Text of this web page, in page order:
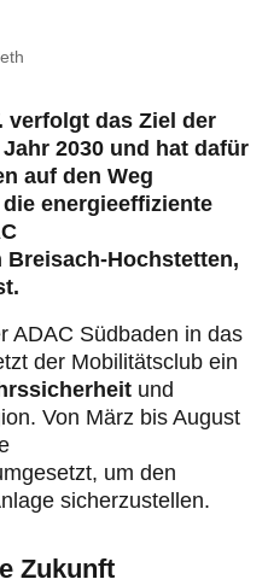
verfolgt das Ziel der
2030 und hat dafür
auf den Weg
energieeffiziente
Hochstetten,
ADAC Südbaden in das
der Mobilitätsclub ein
und
Von März bis August
um den
sicherzustellen.
Zukunft